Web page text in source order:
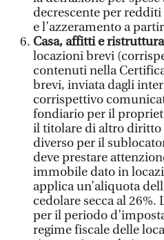
decrescente per
e l’azzeramento a
Casa, affitti e
locazioni brevi
contenuti nella
brevi, inviata dagli
corrispettivo
fondiario per il
il titolare di altro diritto
diverso per il
deve prestare
immobile dato in
applica un’aliquota
cedolare secca al
per il periodo
regime fiscale delle